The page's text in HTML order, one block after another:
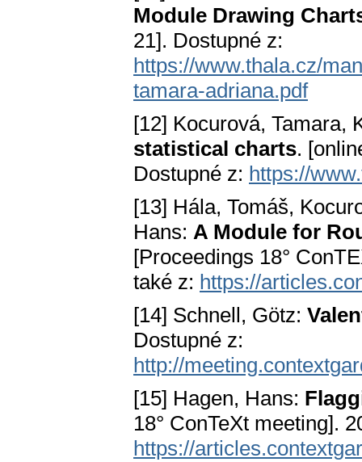
Module Drawing
21]. Dostupné z:
https://www.thala.cz/
tamara-adriana.pdf
[12] Kocurová, Tamara,
statistical charts.
Dostupné z: https://
[13] Hála, Tomáš,
Hans: A Module for
[Proceedings 18°
také z: https://
[14] Schnell, Götz:
Dostupné z:
http://
[15] Hagen, Hans:
18° ConTeXt meeting].
https://